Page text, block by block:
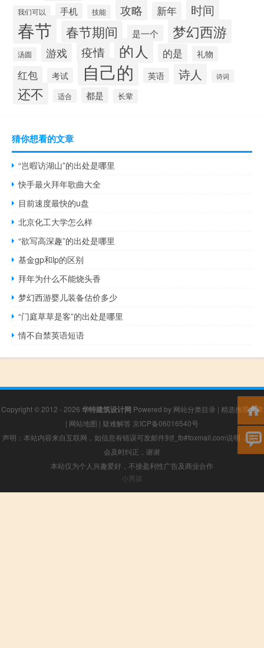
我们可以 手机 技能 攻略 新年 时间
春节 春节期间 是一个 梦幻西游
汤圆 游戏 疫情 的人 的是 礼物
红包 考试 自己的 英语 诗人 诗词
还不 适合 都是 长辈
猜你想看的文章
“岂暇访湖山”的出处是哪里
快手最火拜年歌曲大全
目前速度最快的u盘
北京化工大学怎么样
“欲写高深趣”的出处是哪里
基金gp和lp的区别
拜年为什么不能烧头香
梦幻西游婴儿装备估价多少
“门庭草草是客”的出处是哪里
情不自禁英语短语
Copyright © 2012 - 2026 华特建筑设计网 Powered by 网站分类目录 | 精选推荐文章
| 网站地图 | 疑难解答 京ICP备06016540号
声明：本站内容来自互联网，如信息有错误可发邮件到f_fb#foxmail.com说明，我们
会及时纠正，谢谢
本站仅为个人兴趣爱好，不接盈利性广告及商业合作
小男孩